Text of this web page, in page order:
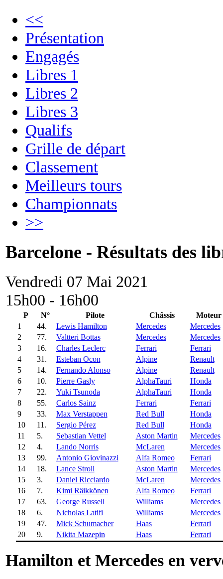
<<
Présentation
Engagés
Libres 1
Libres 2
Libres 3
Qualifs
Grille de départ
Classement
Meilleurs tours
Championnats
>>
Barcelone - Résultats des
Vendredi 07 Mai 2021
15h00 - 16h00
P N° Pilote Châssis
Moteur
1
44. Lewis Hamilton Mercedes
Mercedes
2
77. Valtteri Bottas Mercedes
Mercedes
3
16. Charles Leclerc Ferrari
Ferrari
4
31. Esteban Ocon Alpine
Renault
5
14. Fernando Alonso Alpine
Renault
6
10. Pierre Gasly AlphaTauri
Honda
7
22. Yuki Tsunoda AlphaTauri
Honda
8
55. Carlos Sainz Ferrari
Ferrari
9
33. Max Verstappen Red Bull
Honda
10
11. Sergio Pérez Red Bull
Honda
11
5. Sebastian Vettel Aston Martin
Mercedes
12
4. Lando Norris McLaren
Mercedes
13
99. Antonio Giovinazzi Alfa Romeo
Ferrari
14
18. Lance Stroll Aston Martin
Mercedes
15
3. Daniel Ricciardo McLaren
Mercedes
16
7. Kimi Räikkönen Alfa Romeo
Ferrari
17
63. George Russell Williams
Mercedes
18
6. Nicholas Latifi Williams
Mercedes
19
47. Mick Schumacher Haas
Ferrari
20
9. Nikita Mazepin Haas Ferrari
Hamilton et Mercedes en